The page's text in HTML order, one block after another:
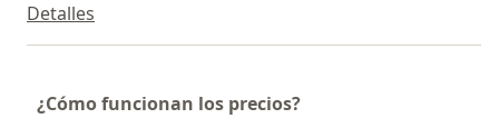
Detalles
¿Cómo funcionan los precios?